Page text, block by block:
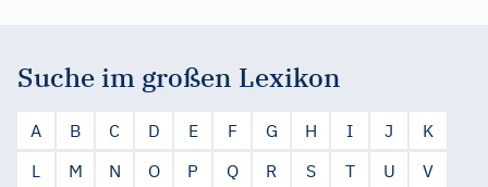
Suche im großen Lexikon
A B C D E F G H I J
K
L
M N O P Q R S T U
V